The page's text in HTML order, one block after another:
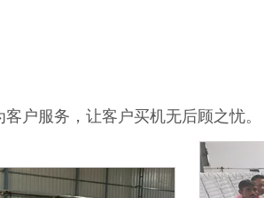
户服务，让客户买机无后顾之忧。